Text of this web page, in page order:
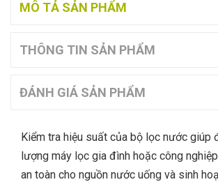
MÔ TẢ SẢN PHẨM
THÔNG TIN SẢN PHẨM
ĐÁNH GIÁ SẢN PHẨM
Kiểm tra hiệu suất của bộ lọc nước giúp
lượng máy lọc gia đình hoặc công
an toàn cho nguồn nước uống và sinh